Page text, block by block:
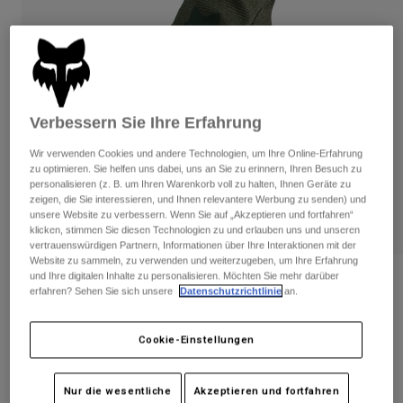
Hosen
Kurze Hosen
Jacken
Handschuhe
Protektoren
Brillen
Ersatzteile
Hosen
Handschuhe
Protektoren
Brillen
Socken
Taschen & Zubehör
Spare parts
Hemden
Alle anzeigen
Damen
T-Shirts & Tops
Hoodies und Pullover
Jacken
Hosen
Shirts
Brillen
Socken
Alle anzeigen
Moto
Helme
Jerseys
Hosen
Stiefel
Guards
Handschuhe
Bewertungen
Youth Ranger Handschuhe
Artikelnr.33614-373-YS
€ 27,99
Verbessern Sie Ihre Erfahrung
Wir verwenden Cookies und andere Technologien, um Ihre Online-Erfahrung
zu optimieren. Sie helfen uns dabei, uns an Sie zu erinnern, Ihren Besuch zu
personalisieren (z. B. um Ihren Warenkorb voll zu halten, Ihnen Geräte zu
zeigen, die Sie interessieren, und Ihnen relevantere Werbung zu senden) und
unsere Website zu verbessern. Wenn Sie auf „Akzeptieren und fortfahren“
klicken, stimmen Sie diesen Technologien zu und erlauben uns und unseren
vertrauenswürdigen Partnern, Informationen über Ihre Interaktionen mit der
Website zu sammeln, zu verwenden und weiterzugeben, um Ihre Erfahrung
und Ihre digitalen Inhalte zu personalisieren. Möchten Sie mehr darüber
erfahren? Sehen Sie sich unsere
Datenschutzrichtlinie an.
Cookie-Einstellungen
Nur die wesentliche Akzeptieren und fortfahren